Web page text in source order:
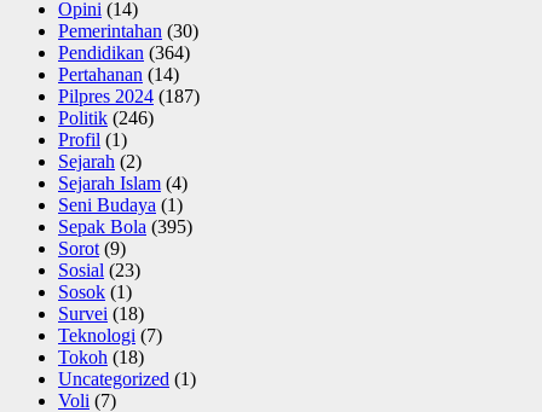
Opini (14)
Pemerintahan (30)
Pendidikan (364)
Pertahanan (14)
Pilpres 2024 (187)
Politik (246)
Profil (1)
Sejarah (2)
Sejarah Islam (4)
Seni Budaya (1)
Sepak Bola (395)
Sorot (9)
Sosial (23)
Sosok (1)
Survei (18)
Teknologi (7)
Tokoh (18)
Uncategorized (1)
Voli (7)